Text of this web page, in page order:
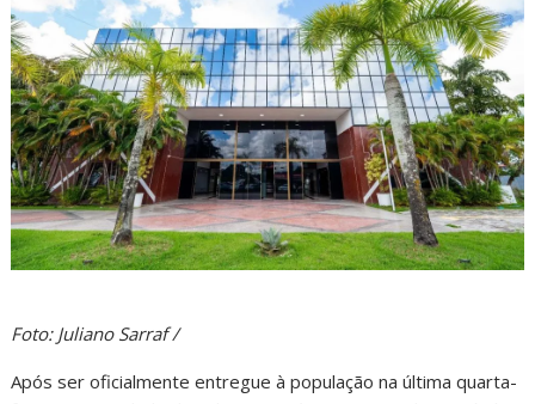
Foto: Juliano Sarraf /
Após ser oficialmente entregue à população na última quarta-